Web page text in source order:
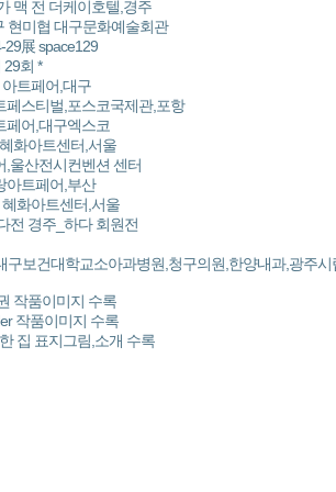
맥 전 더케이호텔,경주
현미협 대구문화예술회관
29展 space129
29회 *
트페어,대구
페스티벌,포스코국제관,포항
페어,대구엑스코
화아트센터,서울
,울산전시컨벤션 센터
아트페어,부산
화아트센터,서울
전 경주_하다 회원전
구보건대학교소아과병원,청구의원,한양내과,광주
작품이미지 수록
작품이미지 수록
집 표지그림,소개 수록